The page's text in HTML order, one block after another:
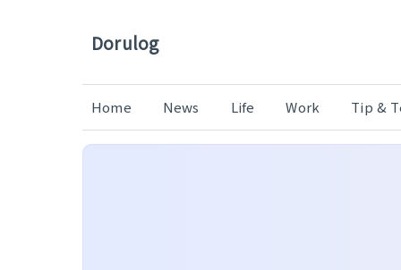
Dorulog
Home News Life Work Tip &